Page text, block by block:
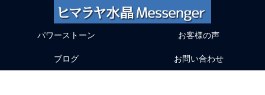
パワーストーン お客様の声
ブログ お問い合わせ